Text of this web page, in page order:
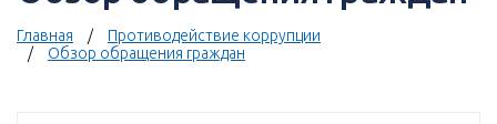
Главная
Противодействие коррупции
Обзор обращения граждан